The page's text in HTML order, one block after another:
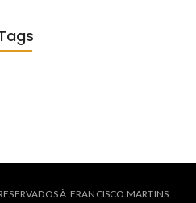
À FRANCISCO MARTINS